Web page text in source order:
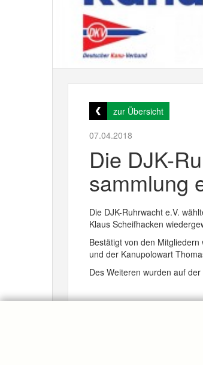
zur Übersicht
07.04.2018
Die DJK-
sammlung
Die DJK-Ruhrwacht e.V.
Klaus Scheifhacken
Bestätigt von den
und der Kanupolowart
Des Weiteren wurden auf